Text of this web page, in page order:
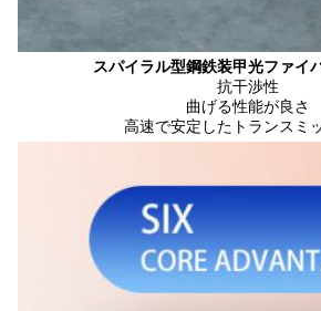
スパイラル型鋼鉄装甲光ファイ
抗干渉性
曲げる性能が良さ
高速で安定したトランスミ